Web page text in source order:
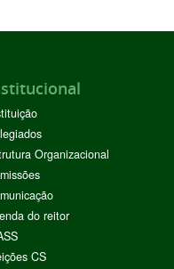
Organizacional
do reitor
CS